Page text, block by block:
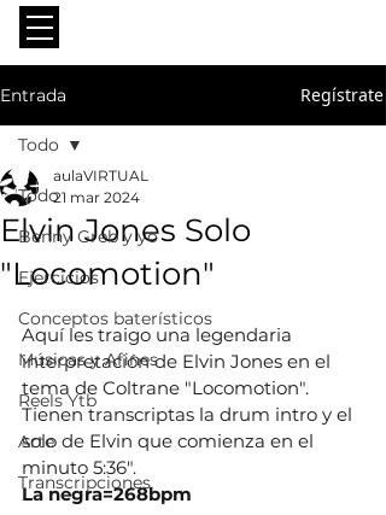
Entrada Regístrate
Todo
Benny Greb y yo
Ejercicios
Conceptos baterísticos
Músicas y Afines
Reels Ytb
Arte
Transcripciones
Todo
Elvin Jones Solo
"Locomotion"
aulaVIRTUAL
21 mar 2024
Aquí les traigo una legendaria
interpretación de Elvin Jones en el
tema de Coltrane "Locomotion".
Tienen transcriptas la drum intro y el
solo de Elvin que comienza en el
minuto 5:36".
La negra=268bpm